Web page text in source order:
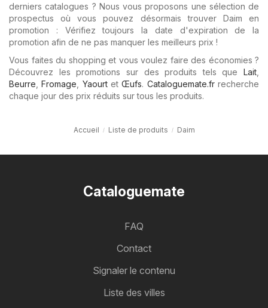
derniers catalogues ? Nous vous proposons une sélection de
prospectus où vous pouvez désormais trouver Daim en
promotion : Vérifiez toujours la date d'expiration de la
promotion afin de ne pas manquer les meilleurs prix !
Vous faites du shopping et vous voulez faire des économies ?
Découvrez les promotions sur des produits tels que Lait
Beurre ,Fromage YaourtetŒufs. Cataloguemate.frrecherche
chaque jour des prix réduits sur tous les produits.
Accueil Liste de produits Daim
Cataloguemate
FAQ
Contact
Signaler le contenu
Liste des villes